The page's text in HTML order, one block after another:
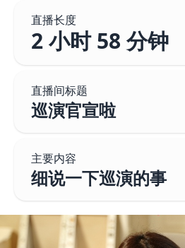
直播长度
2 小时 58 分钟
直播间标题
巡演官宣啦
主要内容
细说一下巡演的事